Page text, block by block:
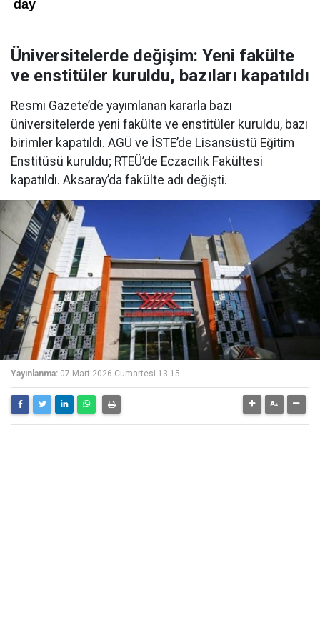
Üniversitelerde değişim: Yeni fakülte
ve enstitüler kuruldu, bazıları kapatıldı
Resmi Gazete’de yayımlanan kararla bazı
üniversitelerde yeni fakülte ve enstitüler kuruldu, bazı
birimler kapatıldı. AGÜ ve İSTE’de Lisansüstü Eğitim
Enstitüsü kuruldu; RTEÜ’de Eczacılık Fakültesi
kapatıldı. Aksaray’da fakülte adı değişti.
Yayınlanma: 07 Mart 2026 Cumartesi 13:15